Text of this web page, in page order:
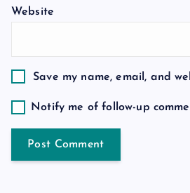
i
o
n
Website
Save my name, email, and
Notify me of follow-up